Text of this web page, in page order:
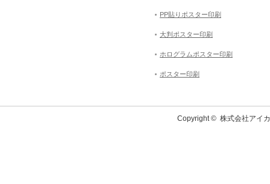
PP貼りポスター印刷
大判ポスター印刷
ホログラムポスター印刷
ポスター印刷
Copyright © 株式会社アイ